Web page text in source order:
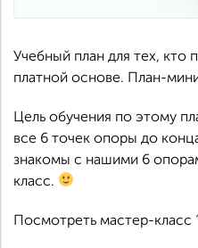
Учебный план для тех, кто
платной основе. План-
Цель обучения по этому
все 6 точек опоры до
знакомы с нашими 6
класс.
Посмотреть мастер-класс